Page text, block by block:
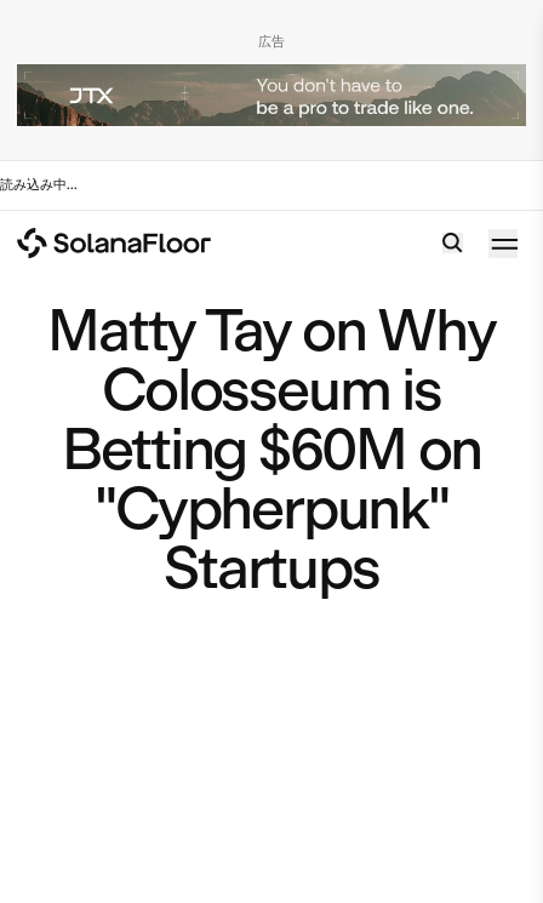
広告
読み込み中...
Matty Tay on Why
Colosseum is
Betting $60M on
"Cypherpunk"
Startups